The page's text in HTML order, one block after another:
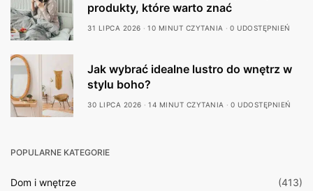
produkty, które warto znać
31 LIPCA 2026 10 MINUT CZYTANIA 0 UDOSTĘPNIEŃ
Jak wybrać idealne lustro do wnętrz w
stylu boho?
30 LIPCA 2026 14 MINUT CZYTANIA 0 UDOSTĘPNIEŃ
POPULARNE KATEGORIE
Dom i wnętrze
(413)